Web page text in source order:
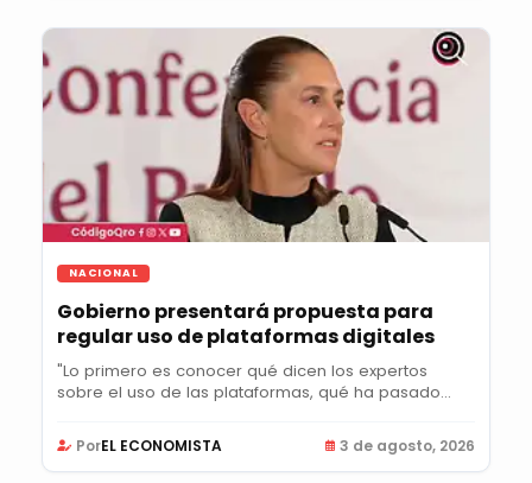
NACIONAL
Gobierno presentará propuesta para
regular uso de plataformas digitales
"Lo primero es conocer qué dicen los expertos
sobre el uso de las plataformas, qué ha pasado
PorEL ECONOMISTA 3 de agosto, 2026